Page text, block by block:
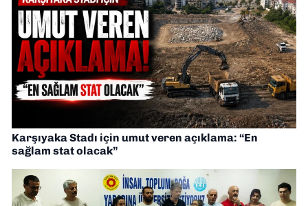
Karşıyaka Stadı için umut veren açıklama: “En
sağlam stat olacak”